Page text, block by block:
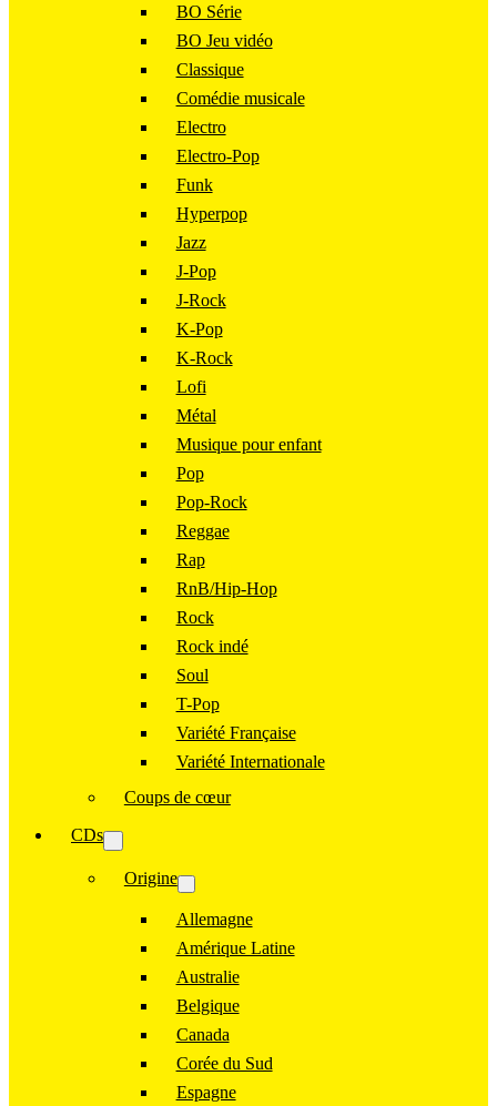
BO Série
BO Jeu vidéo
Classique
Comédie musicale
Electro
Electro-Pop
Funk
Hyperpop
Jazz
J-Pop
J-Rock
K-Pop
K-Rock
Lofi
Métal
Musique pour enfant
Pop
Pop-Rock
Reggae
Rap
RnB/Hip-Hop
Rock
Rock indé
Soul
T-Pop
Variété Française
Variété Internationale
Coups de cœur
CDs
Origine
Allemagne
Amérique Latine
Australie
Belgique
Canada
Corée du Sud
Espagne